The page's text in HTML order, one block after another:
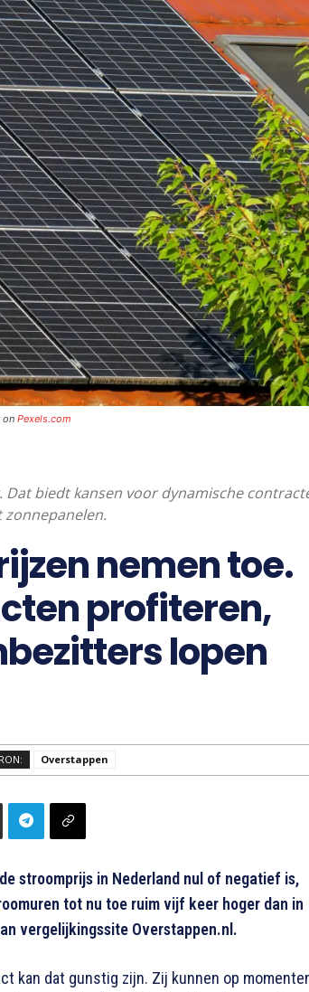
on Pexels.com
biedt kansen voor dynamische
nemen toe.
profiteren,
lopen
Overstappen
stroomprijs in Nederland nul of negatief is,
tot nu toe ruim vijf keer hoger dan in
vergelijkingssite Overstappen.nl.
kan dat gunstig zijn. Zij kunnen op